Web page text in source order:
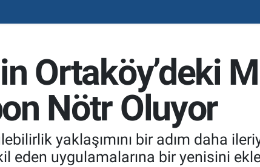
Ortaköy’deki
Nötr Oluyor
yaklaşımını bir adım daha
eden uygulamalarına bir yenisini